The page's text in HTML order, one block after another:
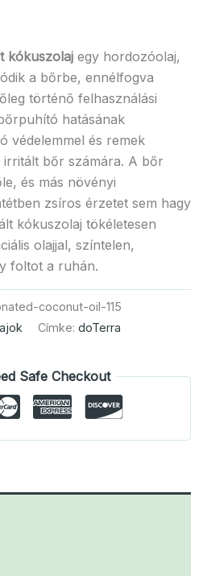
kókuszolaj egy hordozóolaj,
a bőrbe, ennélfogva
történő felhasználási
hatásának
védelemmel és remek
bőr számára. A bőr
és más növényi
zsíros érzetet sem hagy
kókuszolaj tökéletesen
olajjal, színtelen,
foltot a ruhán.
coconut-oil-115
Címke: doTerra
Safe Checkout